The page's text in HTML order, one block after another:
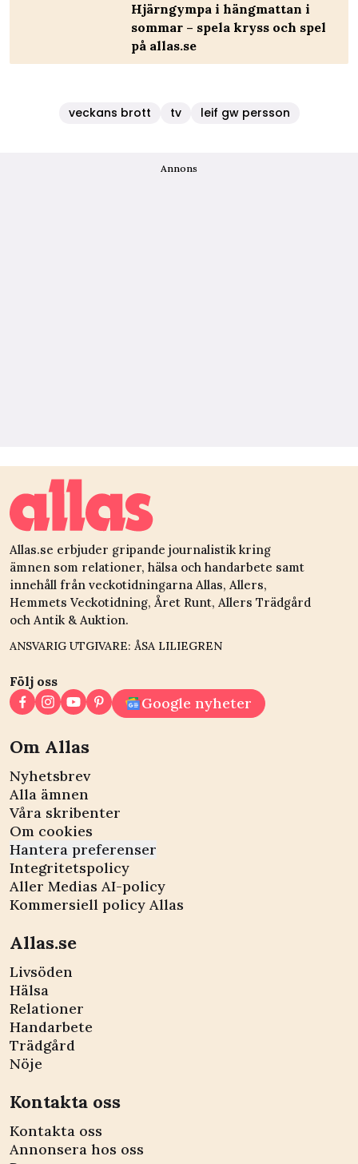
Hjärngympa i hängmattan i
sommar – spela kryss och spel
på allas.se
veckans brott tv leif gw persson
Annons
Allas.se erbjuder gripande journalistik kring
ämnen som relationer, hälsa och handarbete samt
innehåll från veckotidningarna Allas, Allers,
Hemmets Veckotidning, Året Runt, Allers Trädgård
och Antik & Auktion.
ANSVARIG UTGIVARE: ÅSA LILIEGREN
Följ oss
Google nyheter
Om Allas
Nyhetsbrev
Alla ämnen
Våra skribenter
Om cookies
Hantera preferenser
Integritetspolicy
Aller Medias AI-policy
Kommersiell policy Allas
Allas.se
Livsöden
Hälsa
Relationer
Handarbete
Trädgård
Nöje
Kontakta oss
Kontakta oss
Annonsera hos oss